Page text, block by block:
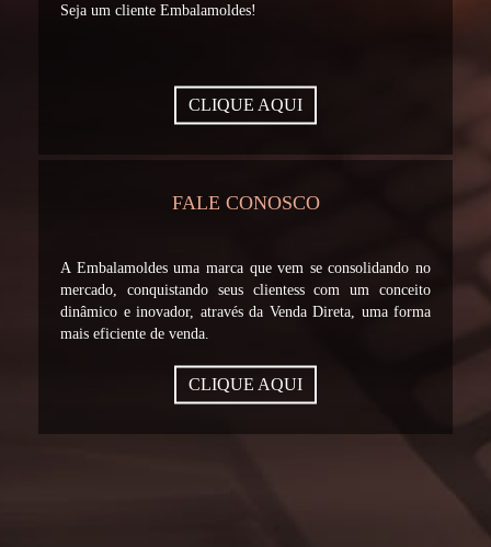
Seja um cliente Embalamoldes!
CLIQUE AQUI
FALE CONOSCO
A Embalamoldes uma marca que vem se consolidando no
mercado, conquistando seus clientess com um conceito
dinâmico e inovador, através da Venda Direta, uma forma
mais eficiente de venda.
CLIQUE AQUI